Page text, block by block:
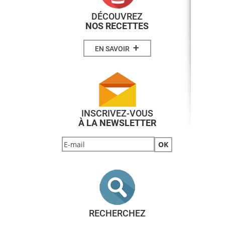
DÉCOUVREZ
NOS RECETTES
EN SAVOIR +
INSCRIVEZ-VOUS
À LA NEWSLETTER
RECHERCHEZ